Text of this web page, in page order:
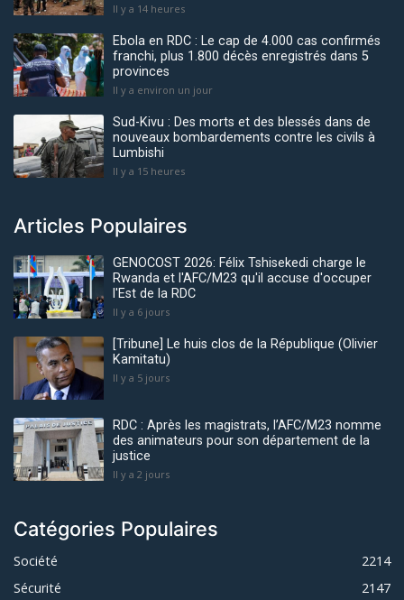
Il y a 14 heures
Ebola en RDC : Le cap de 4.000 cas confirmés
franchi, plus 1.800 décès enregistrés dans 5
provinces
Il y a environ un jour
Sud-Kivu : Des morts et des blessés dans de
nouveaux bombardements contre les civils à
Lumbishi
Il y a 15 heures
Articles Populaires
GENOCOST 2026: Félix Tshisekedi charge le
Rwanda et l'AFC/M23 qu'il accuse d'occuper
l'Est de la RDC
Il y a 6 jours
[Tribune] Le huis clos de la République (Olivier
Kamitatu)
Il y a 5 jours
RDC : Après les magistrats, l’AFC/M23 nomme
des animateurs pour son département de la
justice
Il y a 2 jours
Catégories Populaires
Société
2214
Sécurité
2147